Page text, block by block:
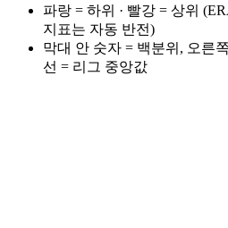
파랑 = 하위 · 빨강 = 상위
지표는 자동 반전)
막대 안 숫자 = 백분위, 오른
선 = 리그 중앙값